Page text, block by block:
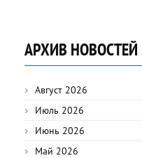
АРХИВ НОВОСТЕЙ
Август 2026
Июль 2026
Июнь 2026
Май 2026